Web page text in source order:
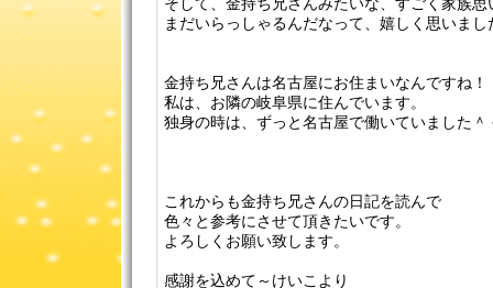
そして、金持ち兄さんみたいな、すごく家族思
まだいらっしゃるんだなって、嬉しく思いまし
金持ち兄さんは名古屋にお住まいなんですね！
私は、お隣の岐阜県に住んでいます。
独身の時は、ずっと名古屋で働いていました＾
これからも金持ち兄さんの日記を読んで
色々と参考にさせて頂きたいです。
よろしくお願い致します。
感謝を込めて～けいこより